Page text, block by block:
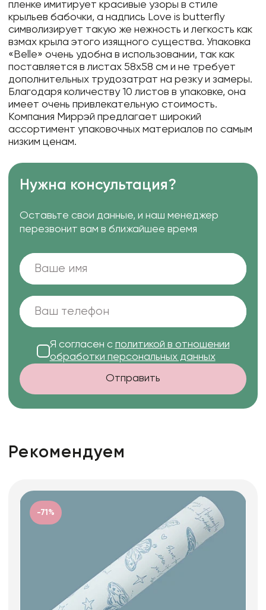
пленке имитирует красивые узоры в стиле
крыльев бабочки, а надпись Love is butterfly
символизирует такую же нежность и легкость как
взмах крыла этого изящного существа. Упаковка
«Belle» очень удобна в использовании, так как
поставляется в листах 58х58 см и не требует
дополнительных трудозатрат на резку и замеры.
Благодаря количеству 10 листов в упаковке, она
имеет очень привлекательную стоимость.
Компания Миррэй предлагает широкий
ассортимент упаковочных материалов по самым
низким ценам.
Нужна консультация?
Оставьте свои данные, и наш менеджер
перезвонит вам в ближайшее время
Я согласен с политикой в отношении
обработки персональных данных
Отправить
Рекомендуем
-71%